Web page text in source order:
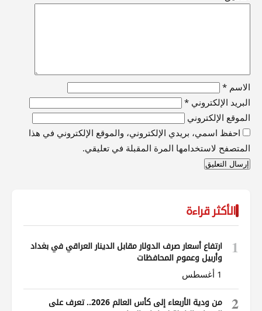
الاسم *
البريد الإلكتروني *
الموقع الإلكتروني
احفظ اسمي، بريدي الإلكتروني، والموقع الإلكتروني في هذا
المتصفح لاستخدامها المرة المقبلة في تعليقي.
الأكثر قراءة
1
ارتفاع أسعار صرف الدولار مقابل الدينار العراقي في بغداد
وأربيل وعموم المحافظات
1 أغسطس
2
من ودية الأربعاء إلى كأس العالم 2026.. تعرف على